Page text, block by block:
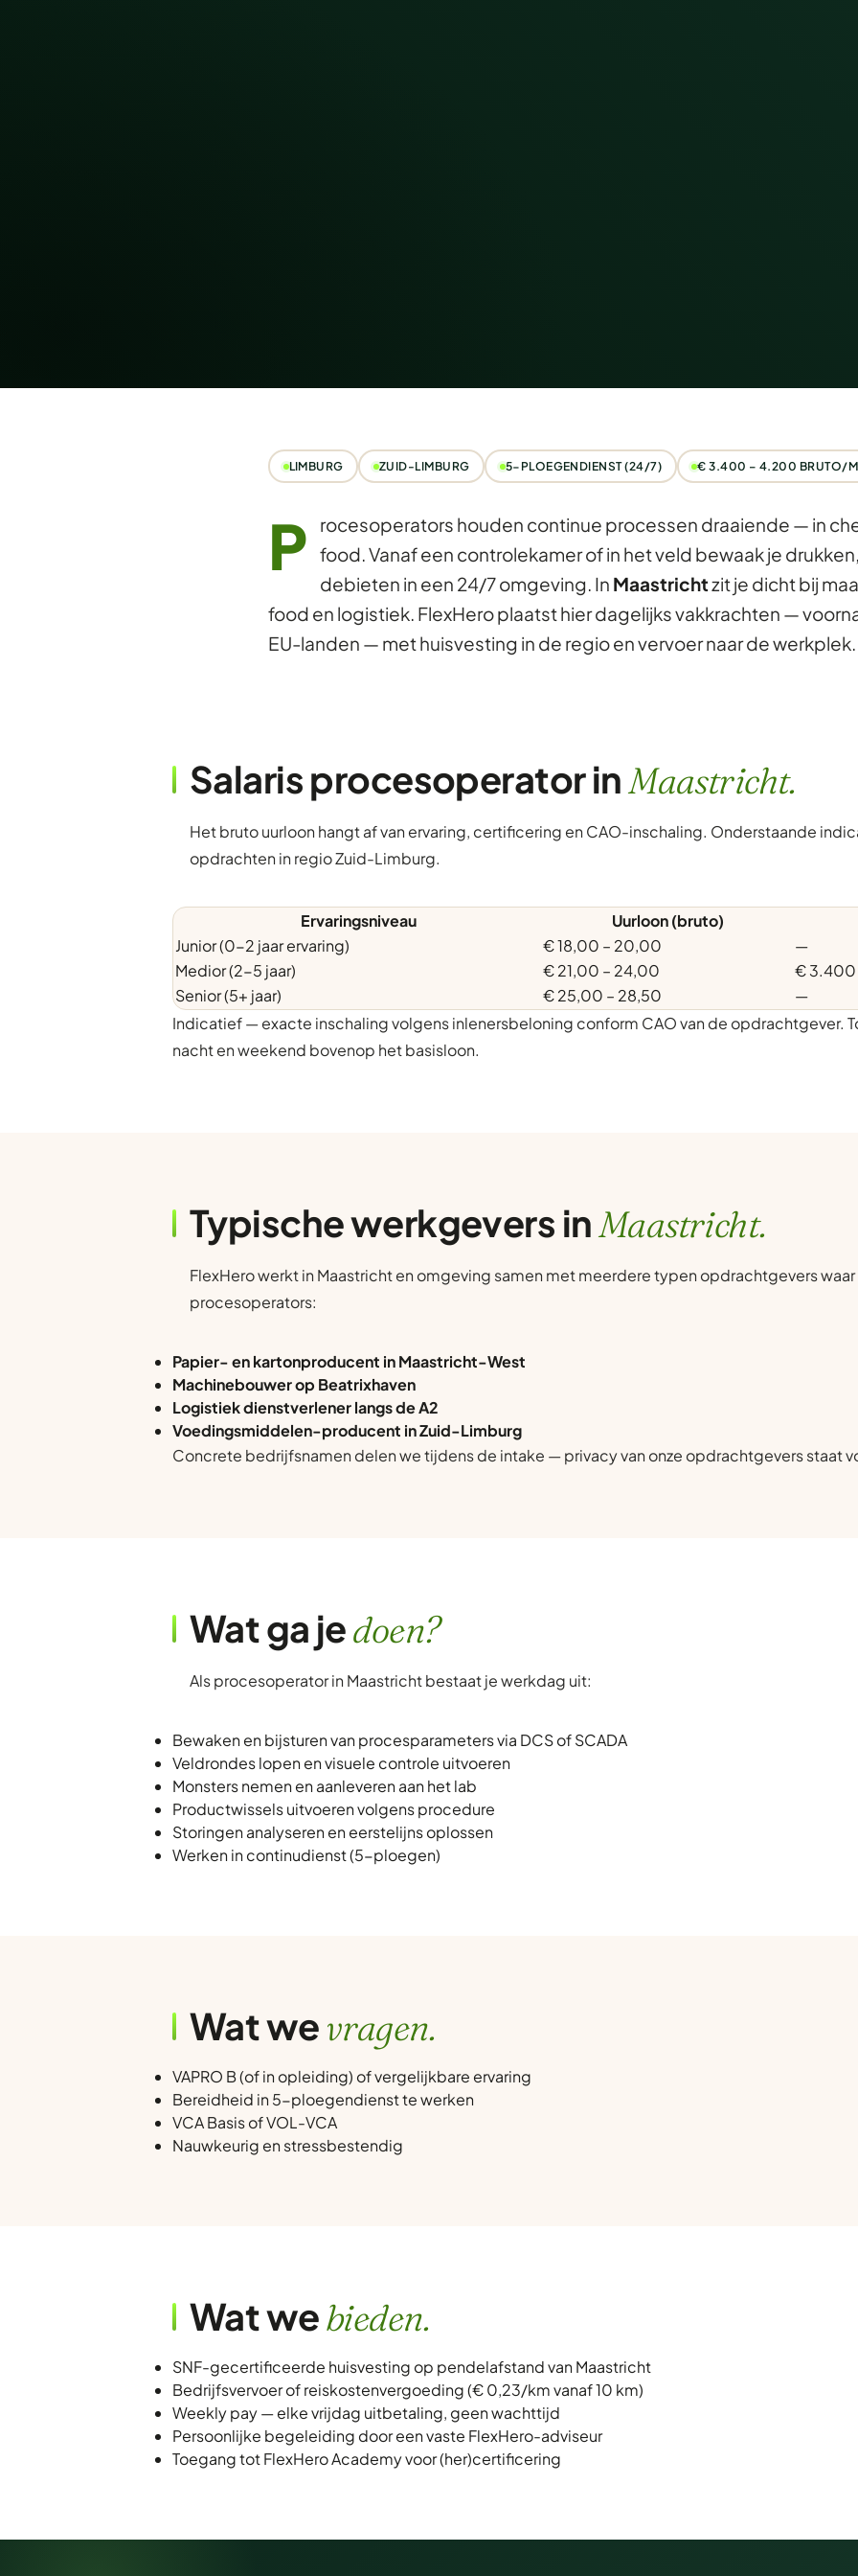
LIMBURG ZUID-LIMBURG 5-PLOEGENDIENST (24/7) € 3.400 – 4.200 BRUTO/
P
rocesoperators houden continue processen draaiende — in
food. Vanaf een controlekamer of in het veld bewaak je
debieten in een 24/7 omgeving. In Maastrichtzit je dicht bij
food en logistiek. FlexHero plaatst hier dagelijks vakkrachten —
EU-landen — met huisvesting in de regio en vervoer naar de werkplek.
Salaris procesoperator inMaastricht.
Het bruto uurloon hangt af van ervaring, certificering en CAO-inschaling. Onderstaande
opdrachten in regio Zuid-Limburg.
Ervaringsniveau Uurloon (bruto)
Junior (0-2 jaar ervaring)
€ 18,00 – 20,00
—
Medior (2-5 jaar)
€ 21,00 – 24,00
€ 3.400
Senior (5+ jaar)
€ 25,00 – 28,50
—
Indicatief — exacte inschaling volgens inlenersbeloning conform CAO van de opdrachtgever.
nacht en weekend bovenop het basisloon.
Typische werkgevers inMaastricht.
FlexHero werkt in Maastricht en omgeving samen met meerdere typen opdrachtgevers waar
procesoperators:
Papier- en kartonproducent in Maastricht-West
Machinebouwer op Beatrixhaven
Logistiek dienstverlener langs de A2
Voedingsmiddelen-producent in Zuid-Limburg
Concrete bedrijfsnamen delen we tijdens de intake — privacy van onze opdrachtgevers staat
Wat ga jedoen?
Als procesoperator in Maastricht bestaat je werkdag uit:
Bewaken en bijsturen van procesparameters via DCS of SCADA
Veldrondes lopen en visuele controle uitvoeren
Monsters nemen en aanleveren aan het lab
Productwissels uitvoeren volgens procedure
Storingen analyseren en eerstelijns oplossen
Werken in continudienst (5-ploegen)
Wat wevragen.
VAPRO B (of in opleiding) of vergelijkbare ervaring
Bereidheid in 5-ploegendienst te werken
VCA Basis of VOL-VCA
Nauwkeurig en stressbestendig
Wat webieden.
SNF-gecertificeerde huisvesting op pendelafstand van Maastricht
Bedrijfsvervoer of reiskostenvergoeding (€ 0,23/km vanaf 10 km)
Weekly pay — elke vrijdag uitbetaling, geen wachttijd
Persoonlijke begeleiding door een vaste FlexHero-adviseur
Toegang tot FlexHero Academy voor (her)certificering